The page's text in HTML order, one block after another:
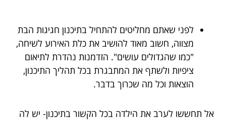
לפני שאתם מחליטים להתחיל בתיכנון חגיגות הבת
מצווה, חשוב מאוד להושיב את כלת האירוע לשיחה,
"כמו שהגדולים עושים". הזדמנות נהדרת לתיאום
ציפיות ולשתף את המתבגרת בכל תהליך התיכנון,
הוצאות וכל מה שכרוך בדבר.
אל תחששו לערב את הילדה בכל הקשור בתיכנון- יש לה